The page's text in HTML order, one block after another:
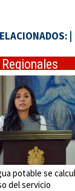
potable se
del servicio